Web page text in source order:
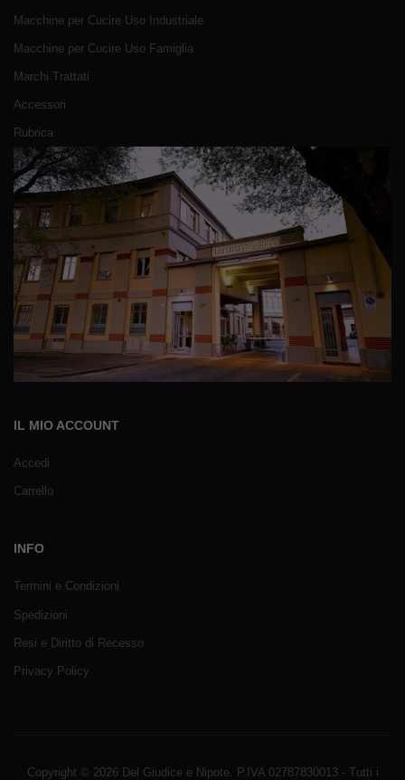
Macchine per Cucire Uso Industriale
Macchine per Cucire Uso Famiglia
Marchi Trattati
Accessori
Rubrica
IL MIO ACCOUNT
Accedi
Carrello
INFO
Termini e Condizioni
Spedizioni
Resi e Diritto di Recesso
Privacy Policy
Copyright © 2026 Del Giudice e Nipote. P.IVA 02787830013 - Tutti i